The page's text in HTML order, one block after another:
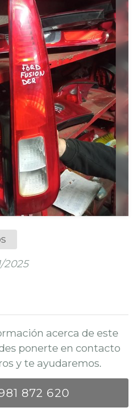
2025
acerca de este
ponerte en contacto
y te ayudaremos.
872 620